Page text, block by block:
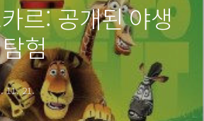
르: 공개된 야생
험
11. 21.